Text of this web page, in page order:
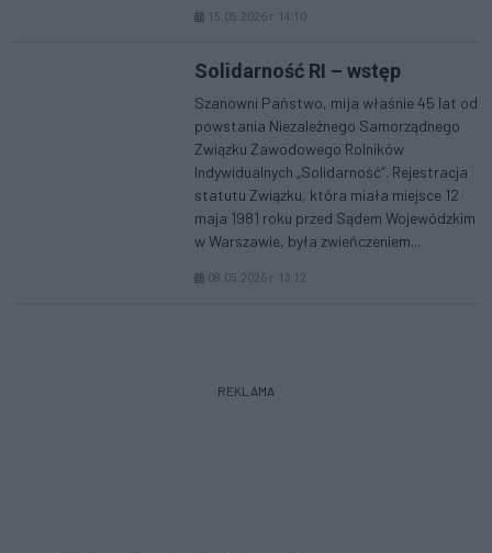
15.05.2026 r. 14:10
Solidarność RI – wstęp
Szanowni Państwo, mija właśnie 45 lat od
powstania Niezależnego Samorządnego
Związku Zawodowego Rolników
Indywidualnych „Solidarność”. Rejestracja
statutu Związku, która miała miejsce 12
maja 1981 roku przed Sądem Wojewódzkim
w Warszawie, była zwieńczeniem...
08.05.2026 r. 13:12
REKLAMA